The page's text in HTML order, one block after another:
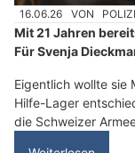
16.06.26 VON
Mit 21 Jahren
Für Svenja
Eigentlich wollte sie
Hilfe-Lager
die Schweizer